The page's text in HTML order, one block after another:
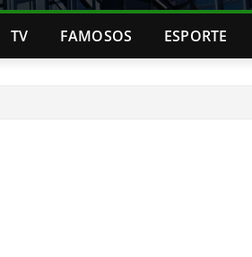
TV FAMOSOS ESPORTE